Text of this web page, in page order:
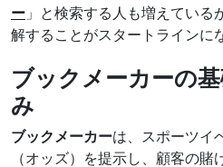
ー 」と検索する人も増えている
解することがスタートラインに
ブックメーカーの
み
ブックメーカーは、スポーツイ
（オッズ）を提示し、顧客の賭